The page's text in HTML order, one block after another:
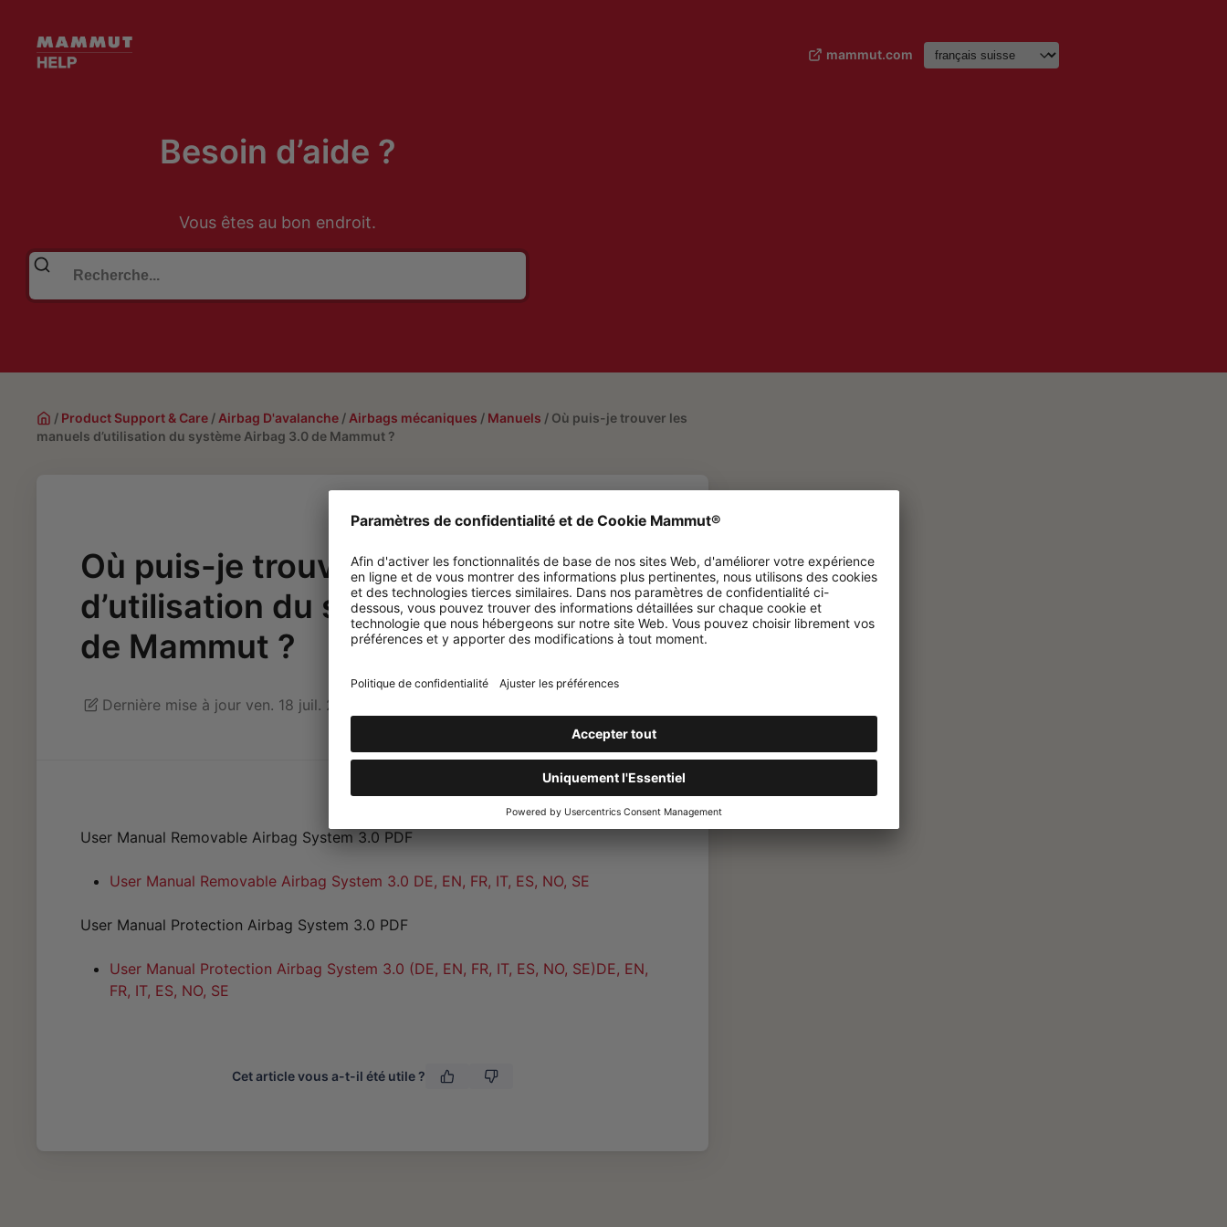
mammut.com
Besoin d’aide ?
Vous êtes au bon endroit.
/ Product Support & Care / Airbag D'avalanche / Airbags mécaniques / Manuels / Où puis-je trouver les
manuels d’utilisation du système Airbag 3.0 de Mammut ?
Où puis-je trouver les manuels
d’utilisation du système Airbag 3.0
de Mammut ?
Dernière mise à jour ven. 18 juil. 2025
User Manual Removable Airbag System 3.0 PDF
User Manual Removable Airbag System 3.0 DE, EN, FR, IT, ES, NO, SE
User Manual Protection Airbag System 3.0 PDF
User Manual Protection Airbag System 3.0 (DE, EN, FR, IT, ES, NO, SE)DE, EN,
FR, IT, ES, NO, SE